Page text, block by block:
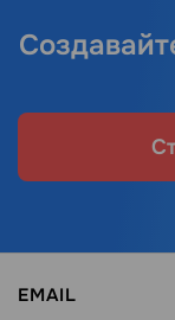
EMAIL